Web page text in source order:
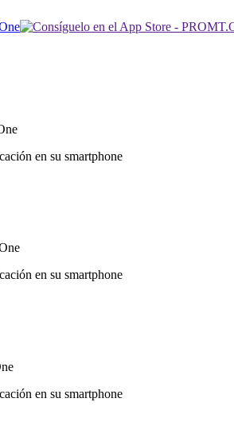
en su smartphone
en su smartphone
en su smartphone